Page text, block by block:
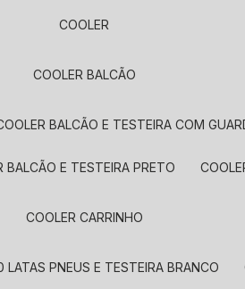
COOLER
COOLER BALCÃO
COOLER BALCÃO E TESTEIRA COM
BALCÃO E TESTEIRA PRETO
COOLER CARRINHO
LATAS PNEUS E TESTEIRA BRANCO